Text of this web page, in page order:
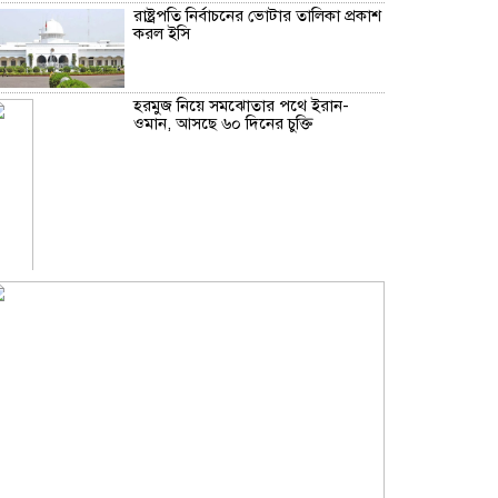
রাষ্ট্রপতি নির্বাচনের ভোটার তালিকা প্রকাশ
করল ইসি
হরমুজ নিয়ে সমঝোতার পথে ইরান-
ওমান, আসছে ৬০ দিনের চুক্তি